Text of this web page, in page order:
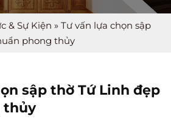
& Sự Kiện » Tư vấn lựa chọn sập
phong thủy
sập thờ Tứ Linh đẹp
thủy